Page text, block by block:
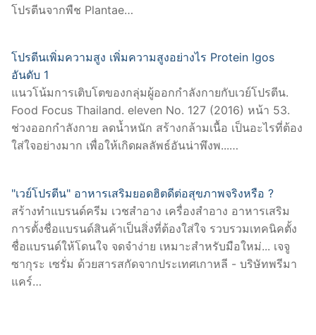
โปรตีนจากพืช Plantae…
โปรตีนเพิ่มความสูง เพิ่มความสูงอย่างไร Protein Igos
อันดับ 1
แนวโน้มการเติบโตของกลุ่มผู้ออกกำลังกายกับเวย์โปรตีน.
Food Focus Thailand. eleven No. 127 (2016) หน้า 53.
ช่วงออกกำลังกาย ลดน้ำหนัก สร้างกล้ามเนื้อ เป็นอะไรที่ต้อง
ใส่ใจอย่างมาก เพื่อให้เกิดผลลัพธ์อันน่าพึงพ...…
"เวย์โปรตีน" อาหารเสริมยอดฮิตดีต่อสุขภาพจริงหรือ ?
สร้างทำแบรนด์ครีม เวชสำอาง เครื่องสำอาง อาหารเสริม
การตั้งชื่อแบรนด์สินค้าเป็นสิ่งที่ต้องใส่ใจ รวบรวมเทคนิคตั้ง
ชื่อแบรนด์ให้โดนใจ จดจำง่าย เหมาะสำหรับมือใหม่... เจจู
ซากุระ เซรั่ม ด้วยสารสกัดจากประเทศเกาหลี - บริษัทพรีมา
แคร์…